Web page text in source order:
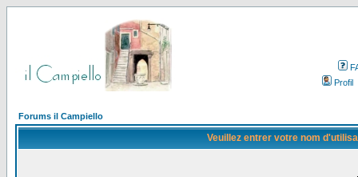
Profil
Forums il Campiello
Veuillez entrer votre nom